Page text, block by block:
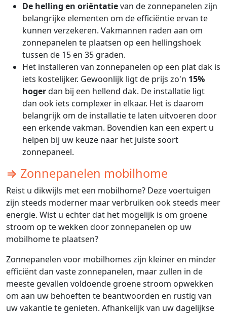
De helling en oriëntatievan de zonnepanelen zijn
belangrijke elementen om de efficiëntie ervan te
kunnen verzekeren. Vakmannen raden aan om
zonnepanelen te plaatsen op een hellingshoek
tussen de 15 en 35 graden.
Het installeren van zonnepanelen op een plat dak is
iets kostelijker. Gewoonlijk ligt de prijs zo'n 15%
hogerdan bij een hellend dak. De installatie ligt
dan ook iets complexer in elkaar. Het is daarom
belangrijk om de installatie te laten uitvoeren door
een erkende vakman. Bovendien kan een expert u
helpen bij uw keuze naar het juiste soort
zonnepaneel.
⇒ Zonnepanelen mobilhome
Reist u dikwijls met een mobilhome? Deze voertuigen
zijn steeds moderner maar verbruiken ook steeds meer
energie. Wist u echter dat het mogelijk is om groene
stroom op te wekken door zonnepanelen op uw
mobilhome te plaatsen?
Zonnepanelen voor mobilhomes zijn kleiner en minder
efficiënt dan vaste zonnepanelen, maar zullen in de
meeste gevallen voldoende groene stroom opwekken
om aan uw behoeften te beantwoorden en rustig van
uw vakantie te genieten. Afhankelijk van uw dagelijkse